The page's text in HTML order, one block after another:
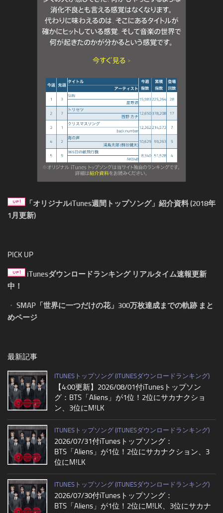
「オリジナルiTunes週間トップソング」紹介資料 (2018年
1月更新)
PICK UP
iTunesダウンロードランキング リアルタイム速報更新
中！
・ SMAP「世界に一つだけの花」300万枚達成までの軌跡 まと
めページ
最新記事
ITUNESトップソング (ITUNESダウンロードランキング)
【4:00更新】2026/08/01付iTunesトップソン
グ：BTS「Aliens」が1位！2位にサカナクショ
ン、3位にM!LK
ITUNESトップソング (ITUNESダウンロードランキング)
2026/07/31付iTunesトップソング：
BTS「Aliens」が1位！2位にサカナクション、3
位にM!LK
ITUNESトップソング (ITUNESダウンロードランキング)
2026/07/30付iTunesトップソング：
BTS「Aliens」が1位！2位にM!LK、3位にサカナ